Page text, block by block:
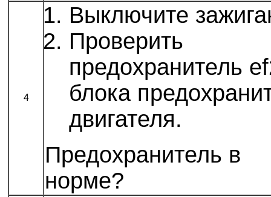
4
Выключите
Проверить
предохранитель
блока
двигателя.
Предохранитель в
норме?